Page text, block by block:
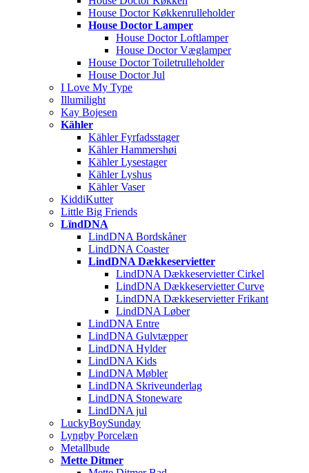
House Doctor Køkkenrulleholder
House Doctor Lamper
House Doctor Loftlamper
House Doctor Væglamper
House Doctor Toiletrulleholder
House Doctor Jul
I Love My Type
Illumilight
Kay Bojesen
Kähler
Kähler Fyrfadsstager
Kähler Hammershøi
Kähler Lysestager
Kähler Lyshus
Kähler Vaser
KiddiKutter
Little Big Friends
LïndDNA
LindDNA Bordskåner
LindDNA Coaster
LindDNA Dækkeservietter
LindDNA Dækkeservietter Cirkel
LindDNA Dækkeservietter Curve
LindDNA Dækkeservietter Frikant
LindDNA Løber
LindDNA Entre
LindDNA Gulvtæpper
LindDNA Hylder
LindDNA Kids
LindDNA Møbler
LindDNA Skriveunderlag
LindDNA Stoneware
LindDNA jul
LuckyBoySunday
Lyngby Porcelæn
Metallbude
Mette Ditmer